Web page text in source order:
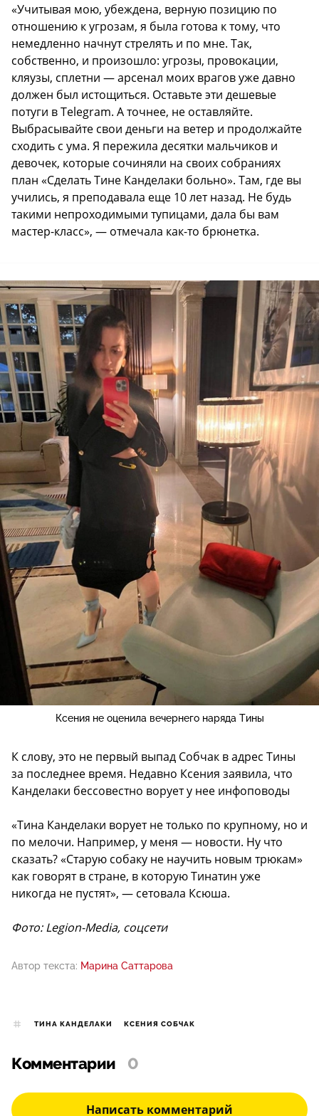
«Учитывая мою, убеждена, верную позицию по
отношению к угрозам, я была готова к тому, что
немедленно начнут стрелять и по мне. Так,
собственно, и произошло: угрозы, провокации,
кляузы, сплетни — арсенал моих врагов уже давно
должен был истощиться. Оставьте эти дешевые
потуги в Telegram. А точнее, не оставляйте.
Выбрасывайте свои деньги на ветер и продолжайте
сходить с ума. Я пережила десятки мальчиков и
девочек, которые сочиняли на своих собраниях
план «Сделать Тине Канделаки больно». Там, где вы
учились, я преподавала еще 10 лет назад. Не будь
такими непроходимыми тупицами, дала бы вам
мастер-класс», — отмечала как-то брюнетка.
Ксения не оценила вечернего наряда Тины
К слову, это не первый выпад Собчак в адрес Тины
за последнее время. Недавно Ксения заявила, что
Канделаки бессовестно ворует у нее инфоповоды
«Тина Канделаки ворует не только по крупному, но и
по мелочи. Например, у меня — новости. Ну что
сказать? «Старую собаку не научить новым трюкам»
как говорят в стране, в которую Тинатин уже
никогда не пустят», — сетовала Ксюша.
Фото: Legion-Media, соцсети
Автор текста: Марина Саттарова
ТИНА КАНДЕЛАКИ КСЕНИЯ СОБЧАК
Комментарии 0
Написать комментарий